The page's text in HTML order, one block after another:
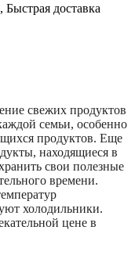
Быстрая доставка
свежих продуктов
семьи, особенно
продуктов. Еще
находящиеся в
свои полезные
времени.
холодильники.
цене в